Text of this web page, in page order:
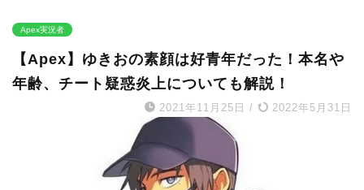
Apex実況者
【Apex】ゆきおの素顔は好青年だった！本名や
年齢、チート疑惑炎上についても解説！
2021年11月25日 / 2022年5月31日